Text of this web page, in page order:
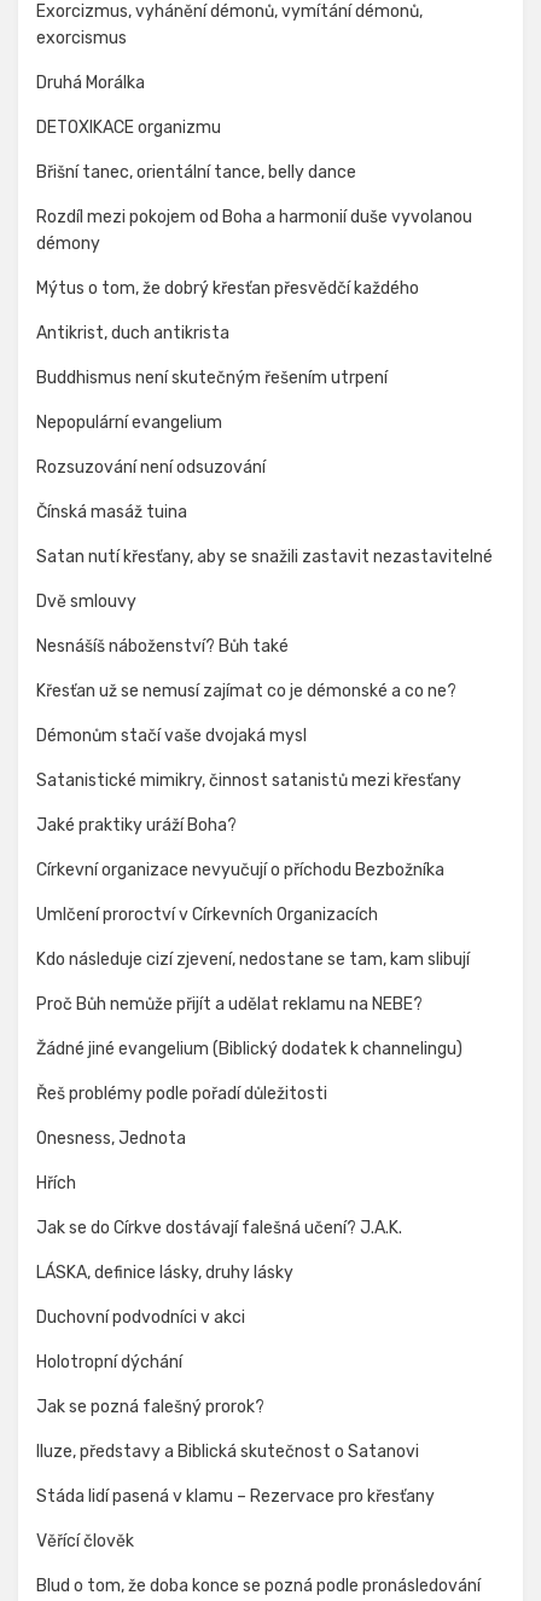
Exorcizmus, vyhánění démonů, vymítání démonů,
exorcismus
Druhá Morálka
DETOXIKACE organizmu
Břišní tanec, orientální tance, belly dance
Rozdíl mezi pokojem od Boha a harmonií duše vyvolanou
démony
Mýtus o tom, že dobrý křesťan přesvědčí každého
Antikrist, duch antikrista
Buddhismus není skutečným řešením utrpení
Nepopulární evangelium
Rozsuzování není odsuzování
Čínská masáž tuina
Satan nutí křesťany, aby se snažili zastavit nezastavitelné
Dvě smlouvy
Nesnášíš náboženství? Bůh také
Křesťan už se nemusí zajímat co je démonské a co ne?
Démonům stačí vaše dvojaká mysl
Satanistické mimikry, činnost satanistů mezi křesťany
Jaké praktiky uráží Boha?
Církevní organizace nevyučují o příchodu Bezbožníka
Umlčení proroctví v Církevních Organizacích
Kdo následuje cizí zjevení, nedostane se tam, kam slibují
Proč Bůh nemůže přijít a udělat reklamu na NEBE?
Žádné jiné evangelium (Biblický dodatek k channelingu)
Řeš problémy podle pořadí důležitosti
Onesness, Jednota
Hřích
Jak se do Církve dostávají falešná učení? J.A.K.
LÁSKA, definice lásky, druhy lásky
Duchovní podvodníci v akci
Holotropní dýchání
Jak se pozná falešný prorok?
Iluze, představy a Biblická skutečnost o Satanovi
Stáda lidí pasená v klamu – Rezervace pro křesťany
Věřící člověk
Blud o tom, že doba konce se pozná podle pronásledování